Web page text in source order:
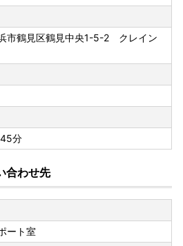
市鶴見区鶴見中央1-5-2 クレイン
分
合わせ先
ート室